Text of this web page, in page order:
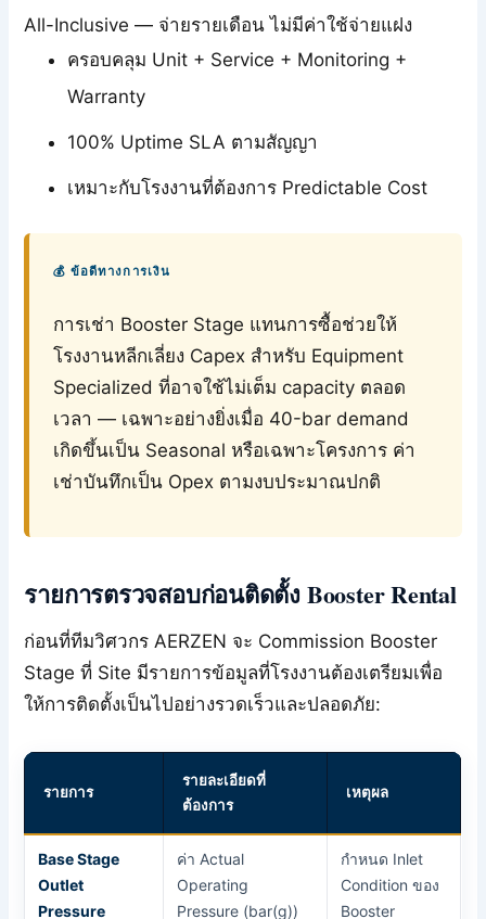
All-Inclusive — จ่ายรายเดือน ไม่มีค่าใช้จ่ายแฝง
ครอบคลุม Unit + Service + Monitoring +
Warranty
100% Uptime SLA ตามสัญญา
เหมาะกับโรงงานที่ต้องการ Predictable Cost
💰 ข้อดีทางการเงิน
การเช่า Booster Stage แทนการซื้อช่วยให้
โรงงานหลีกเลี่ยง Capex สำหรับ Equipment
Specialized ที่อาจใช้ไม่เต็ม capacity ตลอด
เวลา — เฉพาะอย่างยิ่งเมื่อ 40-bar demand
เกิดขึ้นเป็น Seasonal หรือเฉพาะโครงการ ค่า
เช่าบันทึกเป็น Opex ตามงบประมาณปกติ
รายการตรวจสอบก่อนติดตั้ง Booster Rental
ก่อนที่ทีมวิศวกร AERZEN จะ Commission Booster
Stage ที่ Site มีรายการข้อมูลที่โรงงานต้องเตรียมเพื่อ
ให้การติดตั้งเป็นไปอย่างรวดเร็วและปลอดภัย:
รายการ
รายละเอียดที่
ต้องการ
เหตุผล
Base Stage
Outlet
Pressure
ค่า Actual
Operating
Pressure (bar(g))
กำหนด Inlet
Condition ของ
Booster